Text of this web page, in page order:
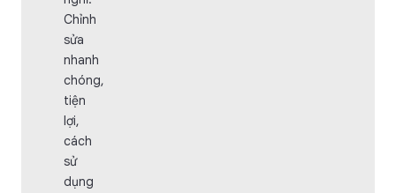
Chỉnh
sửa
nhanh
chóng,
tiện
lợi,
cách
sử
dụng